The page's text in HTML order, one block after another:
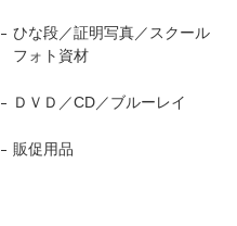
ひな段／証明写真／スクール
フォト資材
ＤＶＤ／CD／ブルーレイ
販促用品